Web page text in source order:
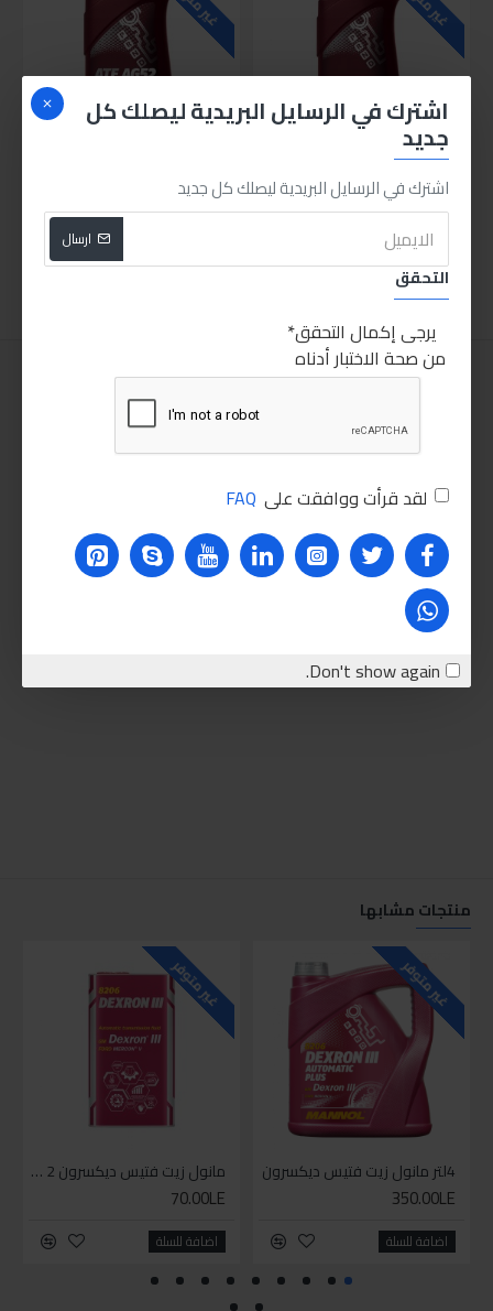
اشترك في الرسايل البريدية ليصلك كل
جديد
اشترك في الرسايل البريدية ليصلك كل جديد
ارسال
التحقق
يرجى إكمال التحقق
من صحة الاختبار أدناه
لقد قرأت ووافقت على FAQ
Don't show again.
مانول زيت ناقل اوتوماتيك ATF AG55 1L
185.00LE
اضافة للسلة
مانول زيت فتيس AG52 1لتر
170.00LE
اضافة للسلة
منتجات مشابها
غير متوفر
4لتر مانول زيت فتيس ديكسرون
350.00LE
اضافة للسلة
غير متوفر
مانول زيت فتيس ديكسرون 2 لتر واحد
70.00LE
اضافة للسلة